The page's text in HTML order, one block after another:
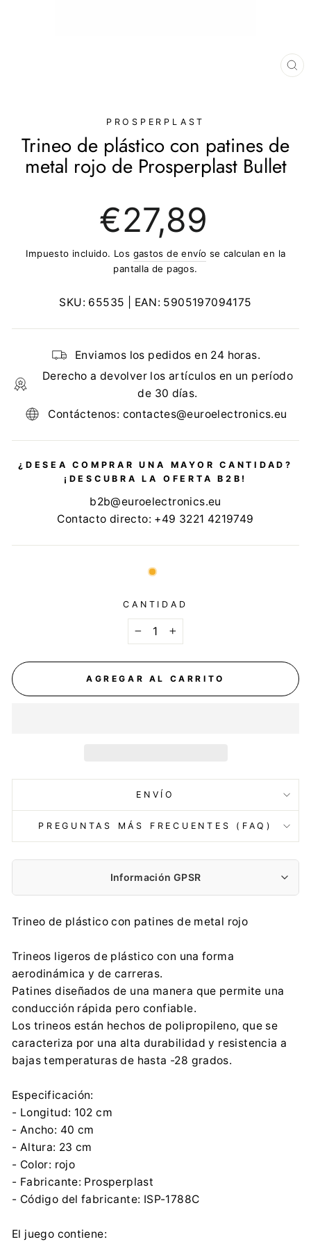
PROSPERPLAST
Trineo de plástico con patines de
metal rojo de Prosperplast Bullet
regular
€27,89
Impuesto incluido. Los gastos de envío se calculan en la
pantalla de pagos.
SKU: 65535 | EAN: 5905197094175
Enviamos los pedidos en 24 horas.
Derecho a devolver los artículos en un período
de 30 días.
Contáctenos: contactes@euroelectronics.eu
¿DESEA COMPRAR UNA MAYOR CANTIDAD?
¡DESCUBRA LA OFERTA B2B!
b2b@euroelectronics.eu
Contacto directo: +49 3221 4219749
CANTIDAD
+
AGREGAR AL CARRITO
ENVÍO
PREGUNTAS MÁS FRECUENTES (FAQ)
Información GPSR
Fabricante:
PROSPERPLAST 1 SPÓŁKA Z O.O.
contact@prosperplast.pl
+48 33 817 70 03
PROSPERPLAST 1 SPÓŁKA Z O.O.
Wilkowska 968, 43-378 Rybarzowice
contact@prosperplast.pl
+48 33 817 70 03
Trineo de plástico con patines de metal rojo
Trineos ligeros de plástico con una forma
aerodinámica y de carreras.
Patines diseñados de una manera que permite una
conducción rápida pero confiable.
Los trineos están hechos de polipropileno, que se
caracteriza por una alta durabilidad y resistencia a
bajas temperaturas de hasta -28 grados.
Especificación:
- Longitud: 102 cm
- Ancho: 40 cm
- Altura: 23 cm
- Color: rojo
- Fabricante: Prosperplast
- Código del fabricante: ISP-1788C
El juego contiene: